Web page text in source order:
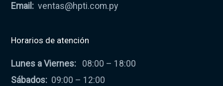
Email: ventas@hpti.com.py
Horarios de atención
Lunes a Viernes: 08:00 – 18:00
Sábados: 09:00 – 12:00